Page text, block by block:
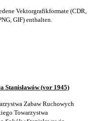
Vektorgrafikformate (CDR,
GIF) enthalten.
Stanisławów (vor 1945)
Zabaw Ruchowych
Towarzystwa